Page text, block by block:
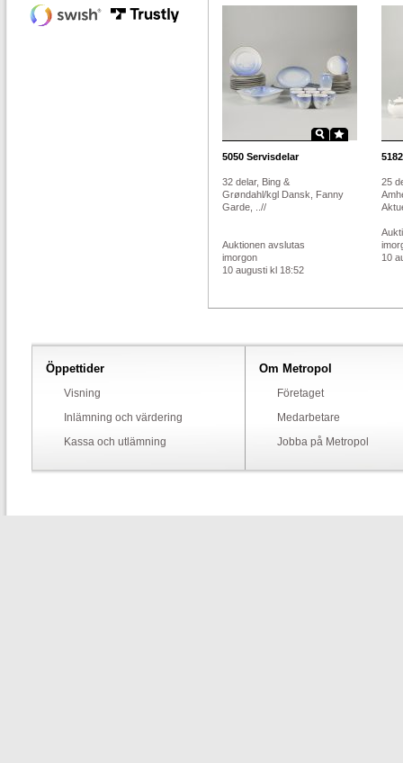
5050 Servisdelar
32 delar, Bing &
Grøndahl/kgl Dansk, Fanny
Garde, ..//
Auktionen avslutas
imorgon
10 augusti kl 18:52
5182
25
10
Öppettider
Visning
Inlämning och värdering
Kassa och utlämning
Om Metropol
Företaget
Medarbetare
Jobba på Metropol